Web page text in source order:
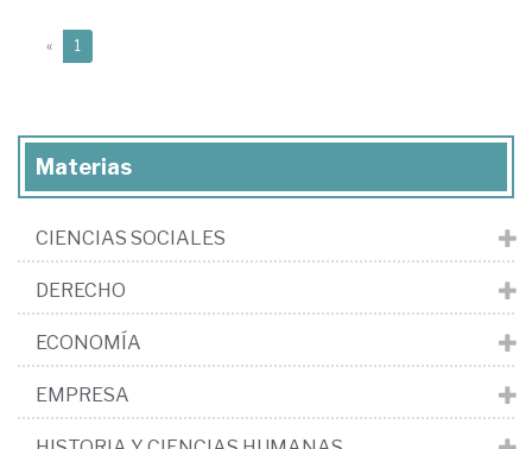
« 1
Materias
CIENCIAS SOCIALES
DERECHO
ECONOMÍA
EMPRESA